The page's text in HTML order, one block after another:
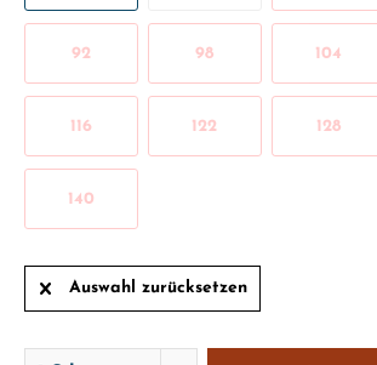
92 98 104
116 122 128
140
Auswahl zurücksetzen